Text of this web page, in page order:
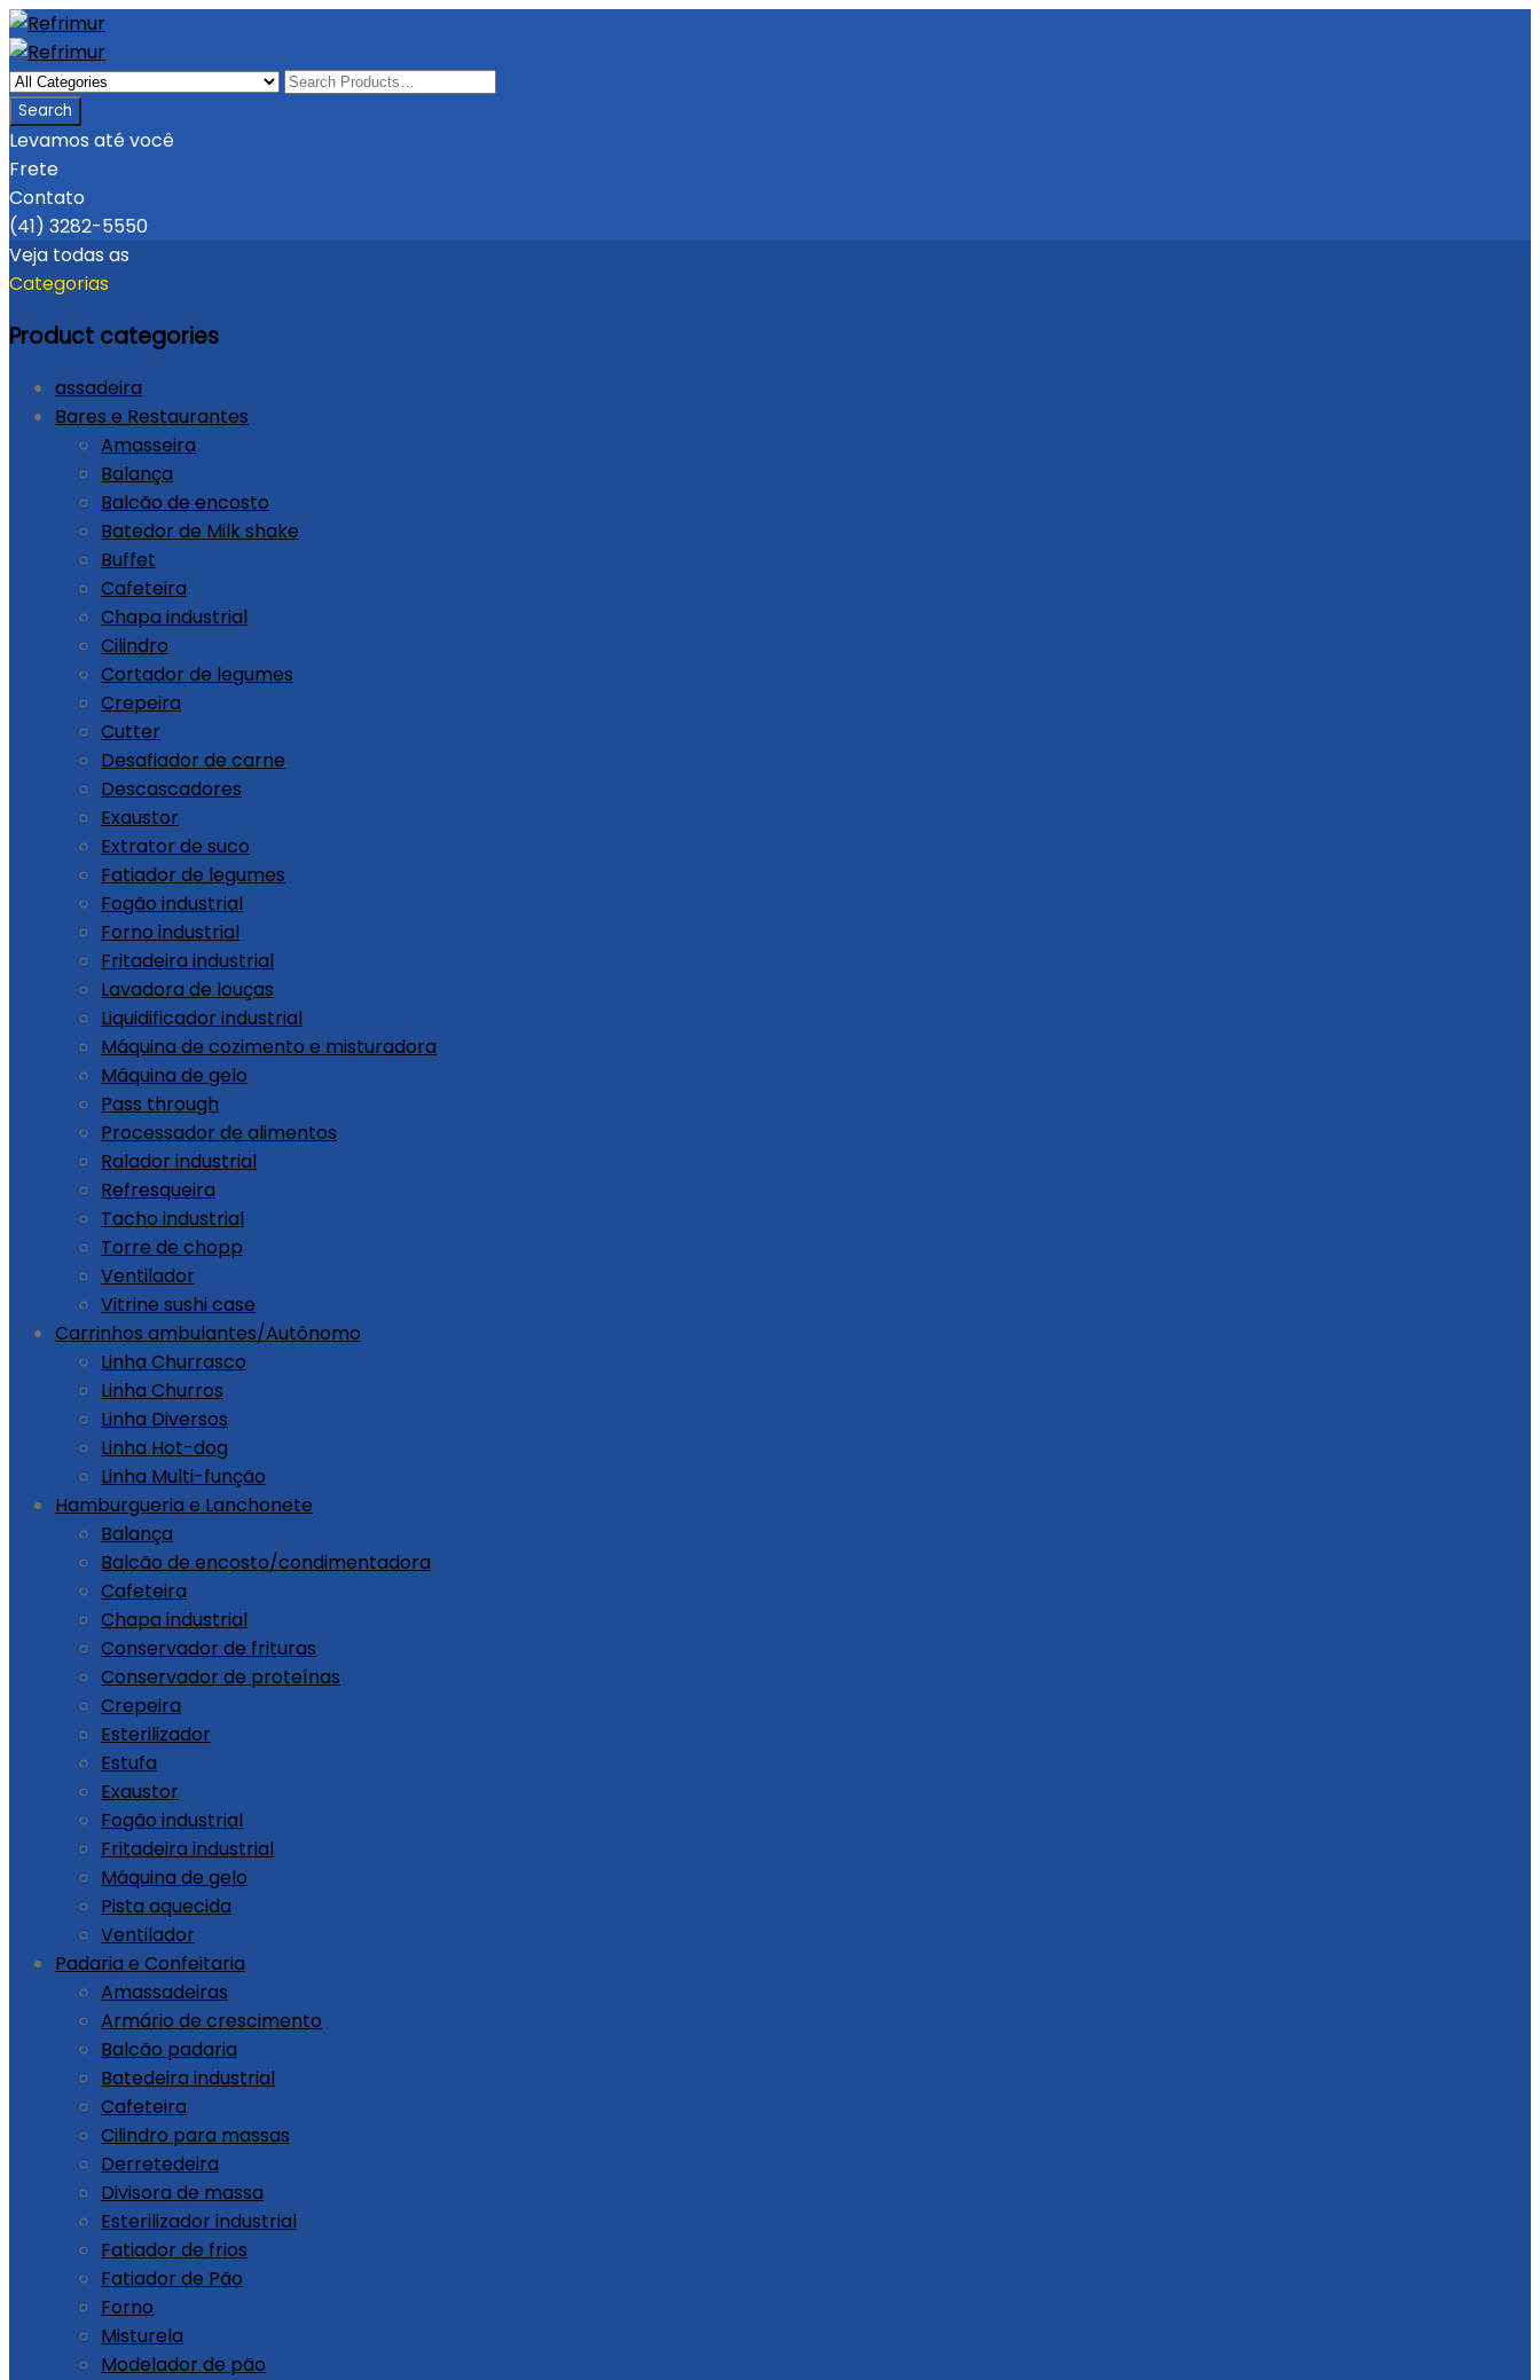
Levamos até você
Frete
Contato
(41) 3282-5550
Veja todas as
Categorias
Product categories
assadeira
Bares e Restaurantes
Amasseira
Balança
Balcão de encosto
Batedor de Milk shake
Buffet
Cafeteira
Chapa industrial
Cilindro
Cortador de legumes
Crepeira
Cutter
Desafiador de carne
Descascadores
Exaustor
Extrator de suco
Fatiador de legumes
Fogão industrial
Forno industrial
Fritadeira industrial
Lavadora de louças
Liquidificador industrial
Máquina de cozimento e misturadora
Máquina de gelo
Pass through
Processador de alimentos
Ralador industrial
Refresqueira
Tacho industrial
Torre de chopp
Ventilador
Vitrine sushi case
Carrinhos ambulantes/Autônomo
Linha Churrasco
Linha Churros
Linha Diversos
Linha Hot-dog
Linha Multi-função
Hamburgueria e Lanchonete
Balança
Balcão de encosto/condimentadora
Cafeteira
Chapa industrial
Conservador de frituras
Conservador de proteínas
Crepeira
Esterilizador
Estufa
Exaustor
Fogão industrial
Fritadeira industrial
Máquina de gelo
Pista aquecida
Ventilador
Padaria e Confeitaria
Amassadeiras
Armário de crescimento
Balcão padaria
Batedeira industrial
Cafeteira
Cilindro para massas
Derretedeira
Divisora de massa
Esterilizador industrial
Fatiador de frios
Fatiador de Pão
Forno
Misturela
Modelador de pão